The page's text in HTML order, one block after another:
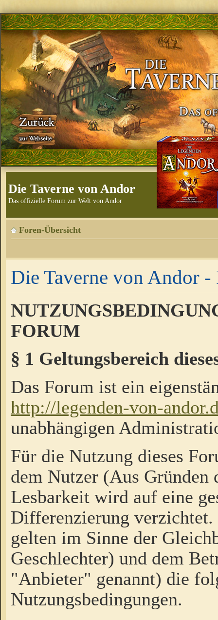
Die Taverne von Andor
Das offizielle Forum zur Welt von Andor
Foren-Übersicht
Die Taverne von Andor -
FORUM
§ 1 Geltungsbereich
Das Forum ist ein
http://legenden-von-
unabhängigen
Für die Nutzung dieses
dem Nutzer (Aus Gründen
Lesbarkeit wird auf eine
Differenzierung
gelten im Sinne der
Geschlechter) und dem
"Anbieter" genannt) die
Nutzungsbedingungen.